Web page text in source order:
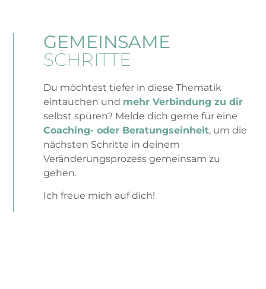
GEMEINSAME
SCHRITTE
Du möchtest tiefer in diese Thematik
eintauchen und mehr Verbindung zu dir
selbst spüren? Melde dich gerne für eine
Coaching- oder Beratungseinheit, um die
nächsten Schritte in deinem
Veränderungsprozess gemeinsam zu
gehen.
Ich freue mich auf dich!